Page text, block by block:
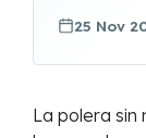
25 Nov
La polera sin